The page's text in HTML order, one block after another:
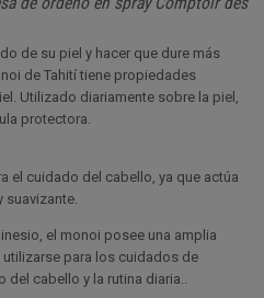
de su piel y hacer que dure más
de Tahití tiene propiedades
Utilizado diariamente sobre la piel,
protectora.
el cuidado del cabello, ya que actúa
el monoi posee una amplia
para los cuidados de
cabello y la rutina diaria..